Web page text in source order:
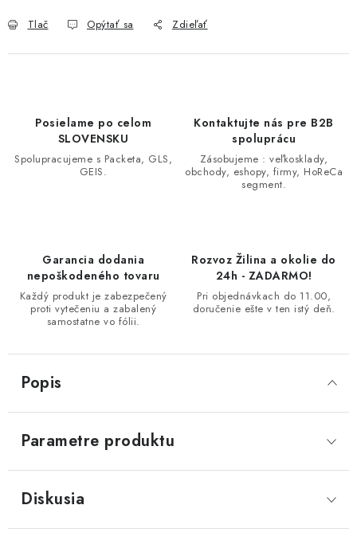
Obchodné podmienky Podmienky ochrany osobných údajov
Tlač Opýtať sa Zdieľať
Posielame po celom
SLOVENSKU
Spolupracujeme s Packeta, GLS,
GEIS.
Kontaktujte nás pre B2B
spoluprácu
Zásobujeme : veľkosklady,
obchody, eshopy, firmy, HoReCa
segment.
Garancia dodania
nepoškodeného tovaru
Každý produkt je zabezpečený
proti vytečeniu a zabalený
samostatne vo fólii.
Rozvoz Žilina a okolie do
24h - ZADARMO!
Pri objednávkach do 11.00,
doručenie ešte v ten istý deň.
Popis
Parametre produktu
Diskusia